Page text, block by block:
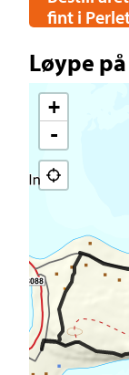
fint i
Løype
+
-